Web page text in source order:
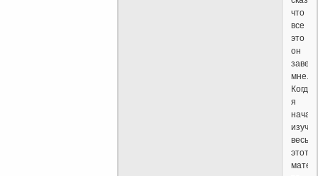
что
все
это
он
мне.
Когда
я
начал
весь
этот